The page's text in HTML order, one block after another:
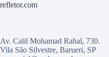
refletor.com
Av. Calil Mohamad Rahal, 730.
Vila São Silvestre, Barueri, SP